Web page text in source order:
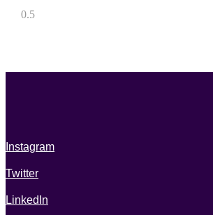
Instagram
Twitter
LinkedIn